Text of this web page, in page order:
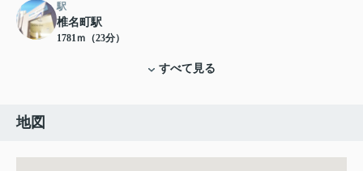
駅
椎名町駅
1781ｍ（23分）
すべて見る
地図